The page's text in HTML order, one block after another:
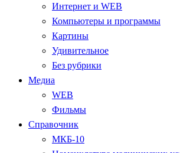
Интернет и WEB
Компьютеры и программы
Картины
Удивительное
Без рубрики
Медиа
WEB
Фильмы
Справочник
МКБ-10